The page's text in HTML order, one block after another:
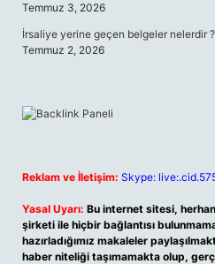
Temmuz 3, 2026
İrsaliye yerine geçen belgeler nelerdir ?
Temmuz 2, 2026
Reklam ve İletişim: Skype:
Yasal Uyarı: Bu internet sitesi,
şirketi ile hiçbir bağlantısı
hazırladığımız makaleler
haber niteliği taşımamakta olup,